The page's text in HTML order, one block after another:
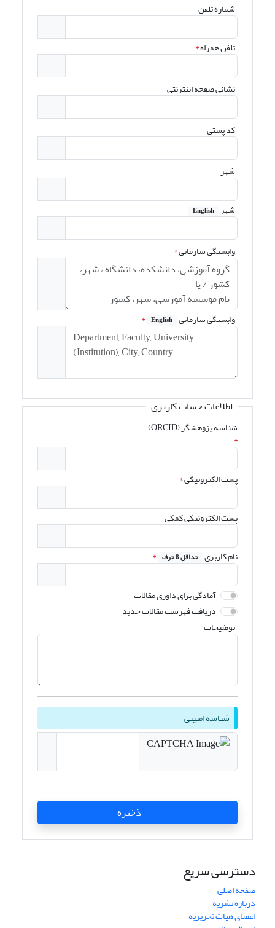
شماره تلفن
تلفن همراه*
نشانی صفحه اینترنتی
کد پستی
شهر
شهر English
وابستگی سازمانی*
وابستگی سازمانی English
*
اطلاعات حساب کاربری
شناسه پژوهشگر (ORCID)
*
پست الکترونیکی*
پست الکترونیکی کمکی
نام کاربری حداقل 8 حرف *
آمادگی برای داوری مقالات
دریافت فهرست مقالات جدید
توضیحات
شناسه امنیتی
ذخیره
دسترسی سریع
صفحه اصلی
درباره نشریه
اعضای هیات تحریریه